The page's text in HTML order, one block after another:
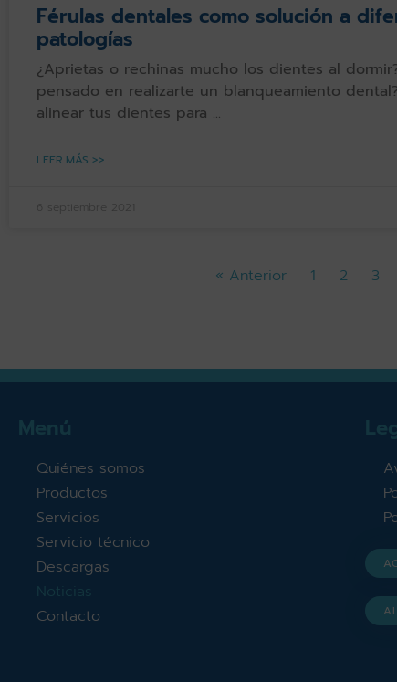
Férulas dentales como solución a
patologías
¿Aprietas o rechinas mucho los dientes al
pensado en realizarte un blanqueamiento
alinear tus dientes para
LEER MÁS >>
6 septiembre 2021
« Anterior 1 2 3
Menú
Quiénes somos
Productos
Servicios
Servicio técnico
Descargas
Noticias
Contacto